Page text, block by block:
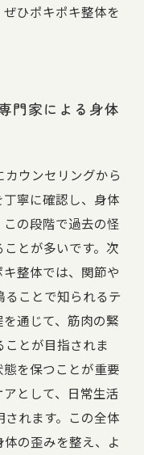
ひポキポキ整体を
門家による身体
ウンセリングから
寧に確認し、身体
の段階で過去の怪
とが多いです。次
整体では、関節や
ことで知られるテ
通じて、筋肉の緊
とが目指されま
を保つことが重要
として、日常生活
れます。この全体
の歪みを整え、よ